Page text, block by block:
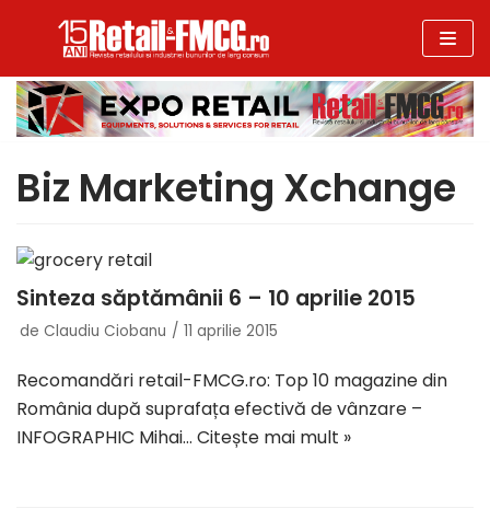
la
conținut
Biz Marketing Xchange
Sinteza săptămânii 6 – 10 aprilie 2015
de Claudiu Ciobanu 11 aprilie 2015
Recomandări retail-FMCG.ro: Top 10 magazine din
România după suprafața efectivă de vânzare –
INFOGRAPHIC Mihai… Citește mai mult »